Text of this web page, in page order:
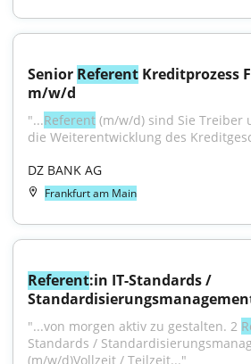
Senior Referent Kreditprozess
m/w/d
"...Referent (m/w/d) sind Sie Treiber
die Weiterentwicklung des
DZ BANK AG
Frankfurt am Main
Referent:in IT-Standards /
"...von morgen aktiv zu gestalten. 2
Standards /
(m/w/d)Vollzeit / Teilzeit..."